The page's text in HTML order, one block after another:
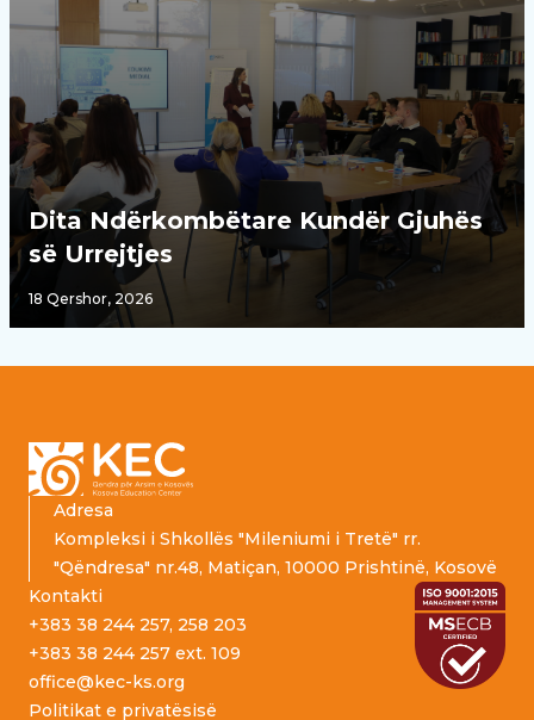
Dita Ndërkombëtare Kundër Gjuhës
së Urrejtjes
18 Qershor, 2026
Adresa
Kompleksi i Shkollës "Mileniumi i Tretë" rr.
"Qëndresa" nr.48, Matiçan, 10000 Prishtinë, Kosovë
Kontakti
+383 38 244 257, 258 203
+383 38 244 257 ext. 109
office@kec-ks.org
Politikat e privatësisë